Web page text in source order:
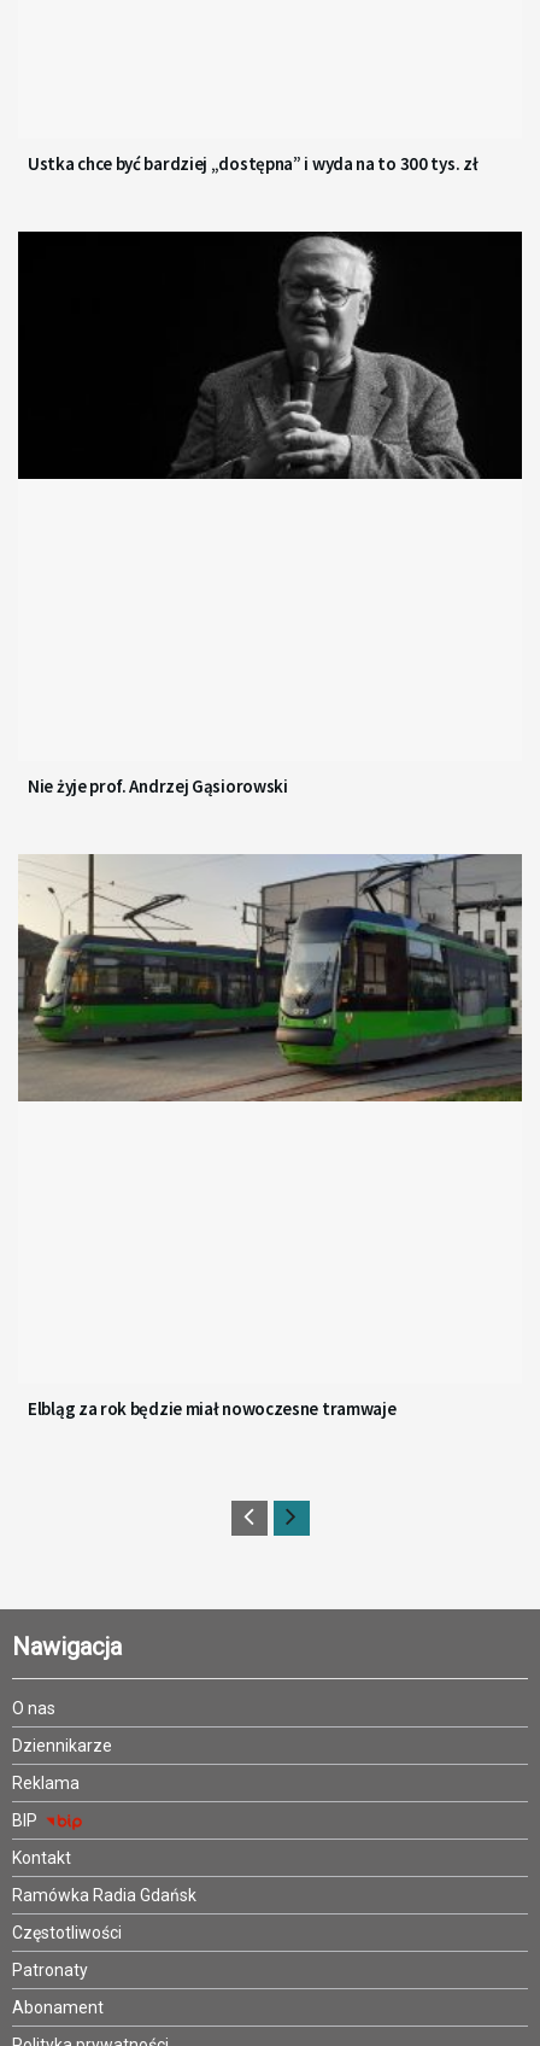
Ustka chce być bardziej „dostępna” i wyda na to 300 tys. zł
Nie żyje prof. Andrzej Gąsiorowski
Elbląg za rok będzie miał nowoczesne tramwaje
Nawigacja
O nas
Dziennikarze
Reklama
BIP
Kontakt
Ramówka Radia Gdańsk
Częstotliwości
Patronaty
Abonament